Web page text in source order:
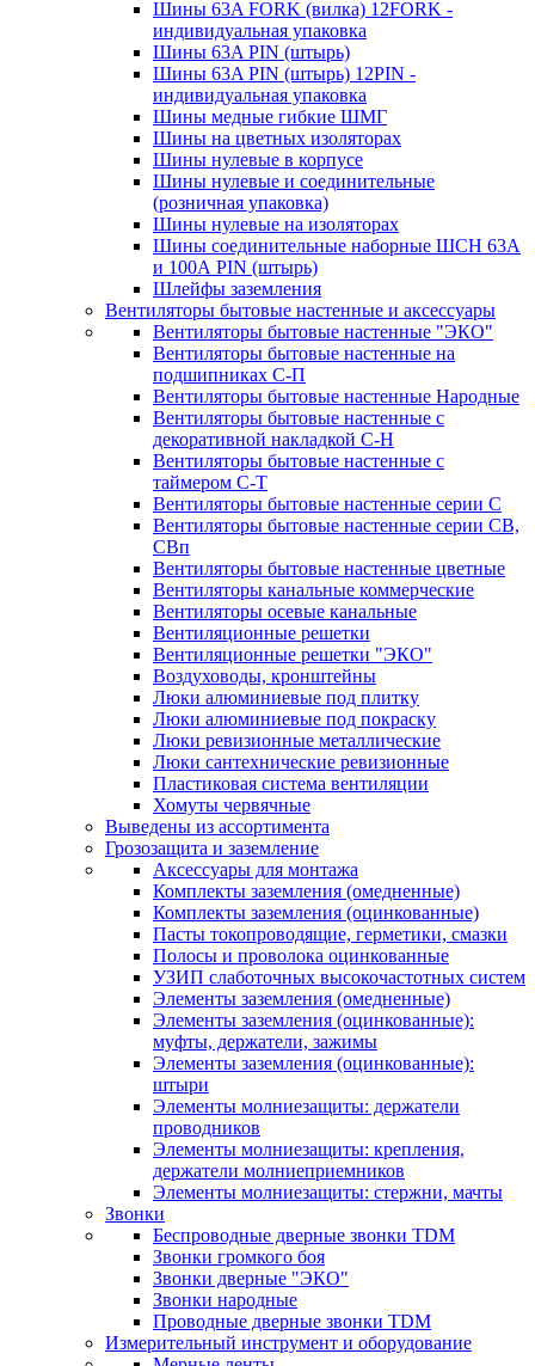
Шины 63A FORK (вилка) 12FORK -
индивидуальная упаковка
Шины 63A PIN (штырь)
Шины 63A PIN (штырь) 12PIN -
индивидуальная упаковка
Шины медные гибкие ШМГ
Шины на цветных изоляторах
Шины нулевые в корпусе
Шины нулевые и соединительные
(розничная упаковка)
Шины нулевые на изоляторах
Шины соединительные наборные ШСН 63A
и 100А PIN (штырь)
Шлейфы заземления
Вентиляторы бытовые настенные и аксессуары
Вентиляторы бытовые настенные "ЭКО"
Вентиляторы бытовые настенные на
подшипниках С-П
Вентиляторы бытовые настенные Народные
Вентиляторы бытовые настенные с
декоративной накладкой С-Н
Вентиляторы бытовые настенные с
таймером С-Т
Вентиляторы бытовые настенные серии С
Вентиляторы бытовые настенные серии СВ,
СВп
Вентиляторы бытовые настенные цветные
Вентиляторы канальные коммерческие
Вентиляторы осевые канальные
Вентиляционные решетки
Вентиляционные решетки "ЭКО"
Воздуховоды, кронштейны
Люки алюминиевые под плитку
Люки алюминиевые под покраску
Люки ревизионные металлические
Люки сантехнические ревизионные
Пластиковая система вентиляции
Хомуты червячные
Выведены из ассортимента
Грозозащита и заземление
Аксессуары для монтажа
Комплекты заземления (омедненные)
Комплекты заземления (оцинкованные)
Пасты токопроводящие, герметики, смазки
Полосы и проволока оцинкованные
УЗИП слаботочных высокочастотных систем
Элементы заземления (омедненные)
Элементы заземления (оцинкованные):
муфты, держатели, зажимы
Элементы заземления (оцинкованные):
штыри
Элементы молниезащиты: держатели
проводников
Элементы молниезащиты: крепления,
держатели молниеприемников
Элементы молниезащиты: стержни, мачты
Звонки
Беспроводные дверные звонки TDM
Звонки громкого боя
Звонки дверные "ЭКО"
Звонки народные
Проводные дверные звонки TDM
Измерительный инструмент и оборудование